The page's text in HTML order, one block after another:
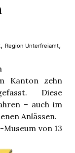
, Region Unterfreiamt,
Kanton zehn
Diese
– auch im
Anlässen.
von 13